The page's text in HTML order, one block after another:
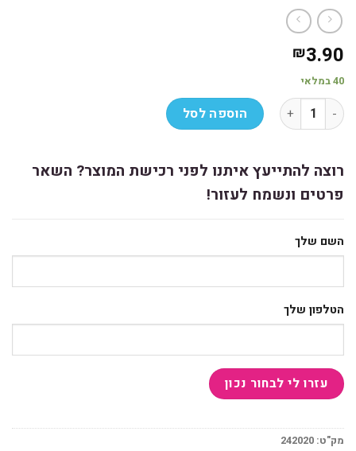
₪3.90
40 במלאי
כמות של חולץ סיכות SR-45T קנגרו הוספה לסל
רוצה להתייעץ איתנו לפני רכישת המוצר? השאר
פרטים ונשמח לעזור!
השם שלך
הטלפון שלך
מק"ט:242020